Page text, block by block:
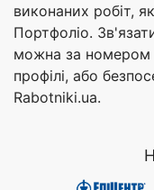
виконаних робіт,
Портфоліо.
можна за номером
профілі, або
Rabotniki.ua.